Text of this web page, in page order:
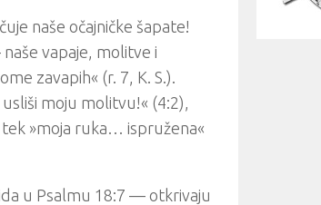
naše očajničke šapate!
vapaje, molitve i
zavapih« (r. 7, K. S.).
moju molitvu!« (4:2),
tek »moja ruka… ispružena«
u Psalmu 18:7 –– otkrivaju